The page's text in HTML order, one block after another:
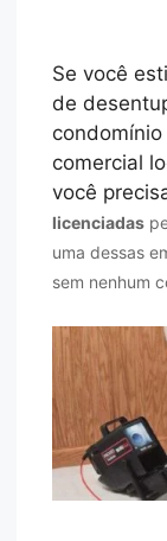
Se você
de
comercial
você
licenciadas
uma dessas
sem nenhum